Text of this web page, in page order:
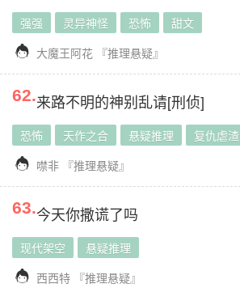
强强 灵异神怪 恐怖 甜文
 大魔王阿花 『推理悬疑』
62.来路不明的神别乱请[刑侦]
恐怖 天作之合 悬疑推理 复仇虐渣
 噤非 『推理悬疑』
63.今天你撒谎了吗
现代架空 悬疑推理
 西西特 『推理悬疑』